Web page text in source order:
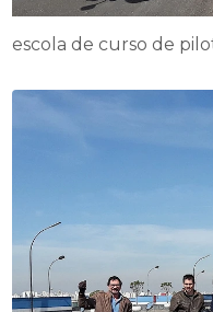
escola de curso de